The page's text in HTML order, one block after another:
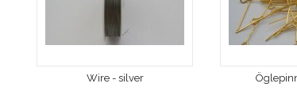
Wire - silver